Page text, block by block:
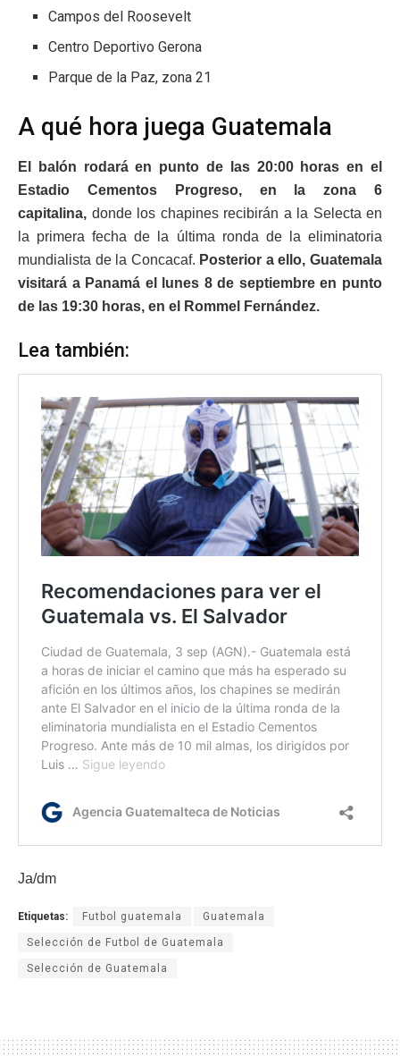
Campos del Roosevelt
Centro Deportivo Gerona
Parque de la Paz, zona 21
A qué hora juega Guatemala
El balón rodará en punto de las 20:00 horas en el
Estadio Cementos Progreso, en la zona 6
capitalina, donde los chapines recibirán a la Selecta en
la primera fecha de la última ronda de la eliminatoria
mundialista de la Concacaf. Posterior a ello, Guatemala
visitará a Panamá el lunes 8 de septiembre en punto
de las 19:30 horas, en el Rommel Fernández.
Lea también:
Ja/dm
Etiquetas: Futbol guatemala Guatemala
Selección de Futbol de Guatemala
Selección de Guatemala